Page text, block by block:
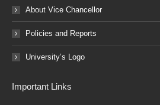
About Vice Chancellor
Policies and Reports
University’s Logo
Important Links